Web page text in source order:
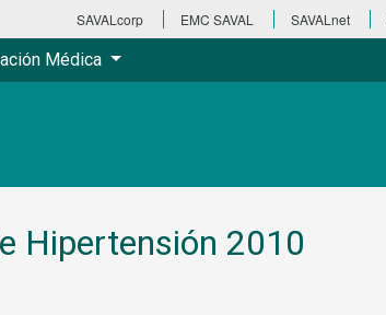
SAVALcorp EMC SAVAL SAVALnet
Médica
Hipertensión 2010